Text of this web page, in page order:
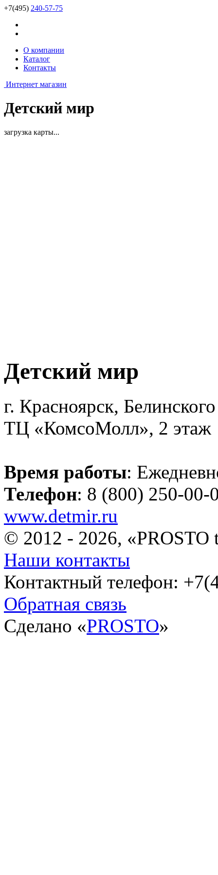
+7(495) 240-57-75
О компании
Каталог
Контакты
Интернет магазин
Детский мир
загрузка карты...
Детский мир
г. Красноярск,
ТЦ «КомсоМолл», 2 этаж
Время работы:
Телефон: 8 (800) 250-00-
www.detmir.ru
© 2012 - 2026, «PROSTO
Наши контакты
Контактный телефон:
Обратная связь
Сделано «PROSTO»